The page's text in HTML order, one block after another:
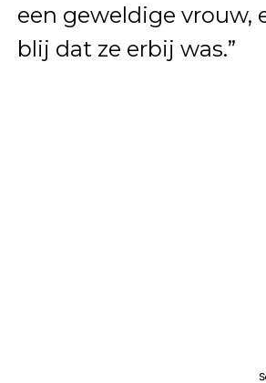
een geweldige vrouw,
blij dat ze erbij was.”